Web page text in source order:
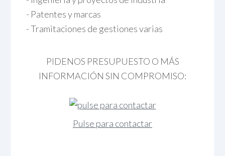
- Patentes y marcas
- Tramitaciones de gestiones varias
PIDENOS PRESUPUESTO O MÁS
INFORMACIÓN SIN COMPROMISO:
Pulse para contactar